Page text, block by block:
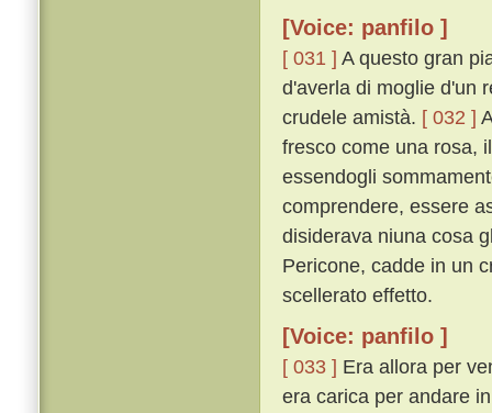
[Voice: panfilo ]
[ 031 ] A questo gran
d'averla di moglie d'un
crudele amistà. [ 032 ]
fresco come una rosa,
essendogli
comprendere, essere
disiderava niuna cosa
Pericone, cadde in un
scellerato effetto.
[Voice: panfilo ]
[ 033 ] Era allora per
era carica per andare